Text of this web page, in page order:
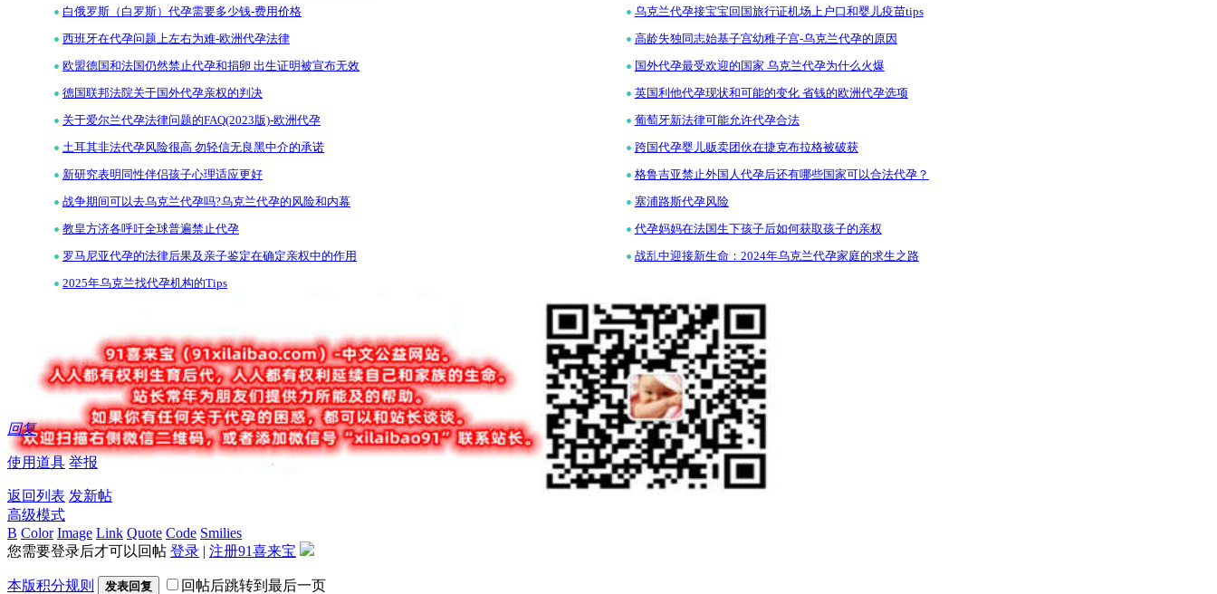
• 白俄罗斯（白罗斯）代孕需要多少钱-费用价格 • 乌克兰代孕接宝宝回国旅行证机场上户口和婴儿疫苗tips
• 西班牙在代孕问题上左右为难-欧洲代孕法律 • 高龄失独同志始基子宫幼稚子宫-乌克兰代孕的原因
• 欧盟德国和法国仍然禁止代孕和捐卵 出生证明被宣布无效 • 国外代孕最受欢迎的国家 乌克兰代孕为什么火爆
• 德国联邦法院关于国外代孕亲权的判决 • 英国利他代孕现状和可能的变化 省钱的欧洲代孕选项
• 关于爱尔兰代孕法律问题的FAQ(2023版)-欧洲代孕 • 葡萄牙新法律可能允许代孕合法
• 土耳其非法代孕风险很高 勿轻信无良黑中介的承诺 • 跨国代孕婴儿贩卖团伙在捷克布拉格被破获
• 新研究表明同性伴侣孩子心理适应更好 • 格鲁吉亚禁止外国人代孕后还有哪些国家可以合法代孕？
• 战争期间可以去乌克兰代孕吗?乌克兰代孕的风险和内幕 • 塞浦路斯代孕风险
• 教皇方济各呼吁全球普遍禁止代孕 • 代孕妈妈在法国生下孩子后如何获取孩子的亲权
• 罗马尼亚代孕的法律后果及亲子鉴定在确定亲权中的作用 • 战乱中迎接新生命：2024年乌克兰代孕家庭的求生之路
• 2025年乌克兰找代孕机构的Tips
回复
使用道具 举报
返回列表 发新帖
高级模式
B Color Image Link Quote Code Smilies
您需要登录后才可以回帖 登录 | 注册91喜来宝
本版积分规则 发表回复 回帖后跳转到最后一页